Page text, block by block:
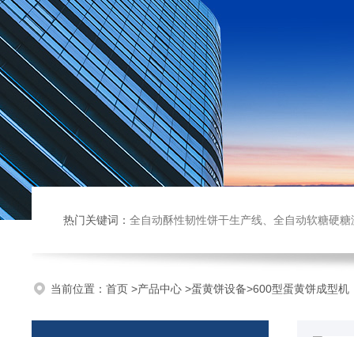
热门关键词： 全自动酥性韧性饼干生产线、全自动软糖硬糖浇注生产线、巧克力浇注生产线、桃酥饼干机、多功能曲奇机、热风旋
当前位置： 首页 >产品中心 >蛋黄饼设备>600型蛋黄饼成型机